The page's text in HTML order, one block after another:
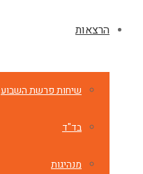
הרצאות
שיחות פרשת השבוע
בד"ד
מנהיגות